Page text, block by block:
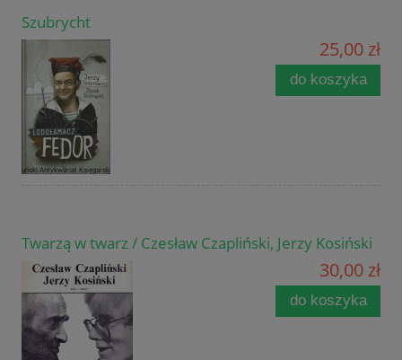
Szubrycht
25,00 zł
do koszyka
Twarzą w twarz / Czesław Czapliński, Jerzy Kosiński
30,00 zł
do koszyka